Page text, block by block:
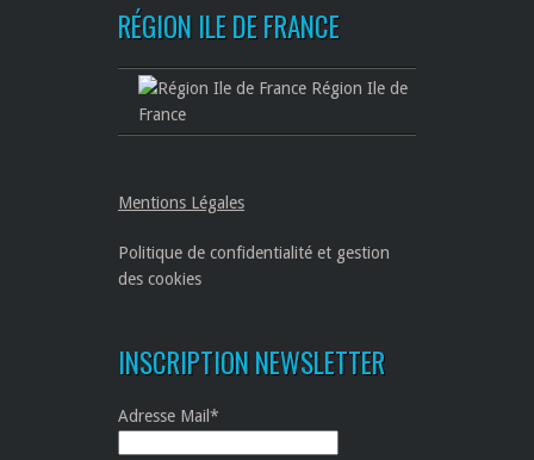
RÉGION ILE DE FRANCE
Région Ile de
France
Mentions Légales
Politique de confidentialité et gestion
des cookies
INSCRIPTION NEWSLETTER
Adresse Mail*